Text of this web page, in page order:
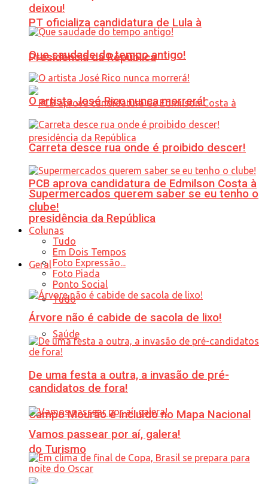
PT oficializa candidatura de Lula à
Presidência da República
PCB aprova candidatura de Edmilson Costa à
presidência da República
Geral
Tudo
Saúde
Campo Mourão é incluído no Mapa Nacional
do Turismo
deixou!
Que saudade do tempo antigo!
O artista José Rico nunca morrerá!
Carreta desce rua onde é proibido descer!
Supermercados querem saber se eu tenho o
clube!
Colunas
Tudo
Em Dois Tempos
Foto Expressão...
Foto Piada
Ponto Social
Árvore não é cabide de sacola de lixo!
De uma festa a outra, a invasão de pré-
candidatos de fora!
Vamos passear por aí, galera!